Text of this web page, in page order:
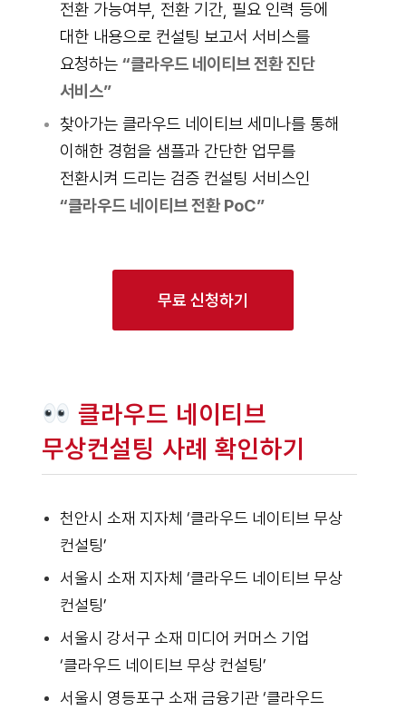
전환 가능여부, 전환 기간, 필요 인력 등에
대한 내용으로 컨설팅 보고서 서비스를
요청하는 “클라우드 네이티브 전환 진단
서비스”
찾아가는 클라우드 네이티브 세미나를 통해
이해한 경험을 샘플과 간단한 업무를
전환시켜 드리는 검증 컨설팅 서비스인
“클라우드 네이티브 전환 PoC”
무료 신청하기
클라우드 네이티브
무상컨설팅 사례 확인하기
천안시 소재 지자체 ‘클라우드 네이티브 무상
컨설팅’
서울시 소재 지자체 ‘클라우드 네이티브 무상
컨설팅’
서울시 강서구 소재 미디어 커머스 기업
‘클라우드 네이티브 무상 컨설팅’
서울시 영등포구 소재 금융기관 ‘클라우드